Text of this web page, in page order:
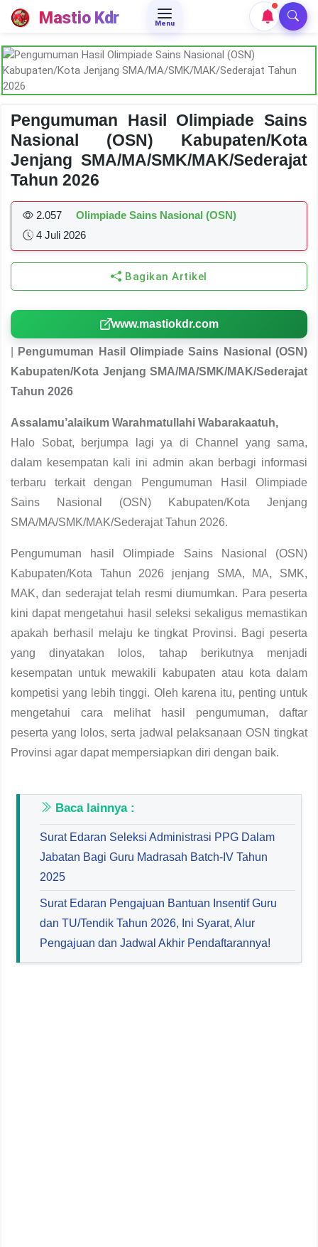
Mastio Kdr Menu
Pengumuman Hasil Olimpiade Sains
Nasional (OSN) Kabupaten/Kota
Jenjang SMA/MA/SMK/MAK/Sederajat
Tahun 2026
2.057
Olimpiade Sains Nasional (OSN)
4 Juli 2026
Bagikan Artikel
www.mastiokdr.com
Pengumuman Hasil Olimpiade Sains Nasional (OSN)
Kabupaten/Kota Jenjang SMA/MA/SMK/MAK/Sederajat
Tahun 2026
Assalamu’alaikum Warahmatullahi Wabarakaatuh,
Halo Sobat, berjumpa lagi ya di Channel yang sama,
dalam kesempatan kali ini admin akan berbagi informasi
terbaru terkait dengan Pengumuman Hasil Olimpiade
Sains Nasional (OSN) Kabupaten/Kota Jenjang
SMA/MA/SMK/MAK/Sederajat Tahun 2026.
Pengumuman hasil Olimpiade Sains Nasional (OSN)
Kabupaten/Kota Tahun 2026 jenjang SMA, MA, SMK,
MAK, dan sederajat telah resmi diumumkan. Para peserta
kini dapat mengetahui hasil seleksi sekaligus memastikan
apakah berhasil melaju ke tingkat Provinsi. Bagi peserta
yang dinyatakan lolos, tahap berikutnya menjadi
kesempatan untuk mewakili kabupaten atau kota dalam
kompetisi yang lebih tinggi. Oleh karena itu, penting untuk
mengetahui cara melihat hasil pengumuman, daftar
peserta yang lolos, serta jadwal pelaksanaan OSN tingkat
Provinsi agar dapat mempersiapkan diri dengan baik.
Baca lainnya :
Surat Edaran Seleksi Administrasi PPG Dalam
Jabatan Bagi Guru Madrasah Batch-IV Tahun
2025
Surat Edaran Pengajuan Bantuan Insentif Guru
dan TU/Tendik Tahun 2026, Ini Syarat, Alur
Pengajuan dan Jadwal Akhir Pendaftarannya!